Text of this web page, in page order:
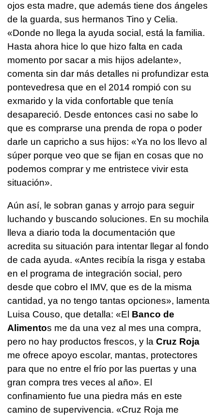
ojos esta madre, que además tiene dos ángeles
de la guarda, sus hermanos Tino y Celia.
«Donde no llega la ayuda social, está la familia.
Hasta ahora hice lo que hizo falta en cada
momento por sacar a mis hijos adelante»,
comenta sin dar más detalles ni profundizar esta
pontevedresa que en el 2014 rompió con su
exmarido y la vida confortable que tenía
desapareció. Desde entonces casi no sabe lo
que es comprarse una prenda de ropa o poder
darle un capricho a sus hijos: «Ya no los llevo al
súper porque veo que se fijan en cosas que no
podemos comprar y me entristece vivir esta
situación».
Aún así, le sobran ganas y arrojo para seguir
luchando y buscando soluciones. En su mochila
lleva a diario toda la documentación que
acredita su situación para intentar llegar al fondo
de cada ayuda. «Antes recibía la risga y estaba
en el programa de integración social, pero
desde que cobro el IMV, que es de la misma
cantidad, ya no tengo tantas opciones», lamenta
Luisa Couso, que detalla: «El Banco de
Alimentos me da una vez al mes una compra,
pero no hay productos frescos, y la Cruz Roja
me ofrece apoyo escolar, mantas, protectores
para que no entre el frío por las puertas y una
gran compra tres veces al año». El
confinamiento fue una piedra más en este
camino de supervivencia. «Cruz Roja me